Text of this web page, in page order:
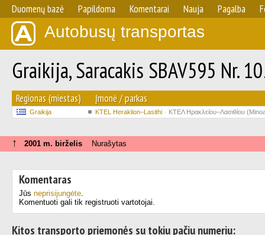
Duomenų bazė Papildoma Komentarai Nauja Pagalba
Autobusų transportas
Graikija, Saracakis SBAV595 Nr.
Regionas (miestas) Įmonė / parkas
Graikija KTEL Heraklion–Lasithi ΚΤΕΛ Ηρακλείου–Λασιθίου
↑ 2001 m. birželis Nurašytas
Komentaras
Jūs neprisijungėte.
Komentuoti gali tik registruoti vartotojai.
Kitos transporto priemonės su tokiu pačiu numeriu: